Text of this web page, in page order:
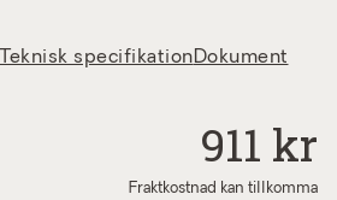
Teknisk specifikationDokument
911 kr
Fraktkostnad kan tillkomma